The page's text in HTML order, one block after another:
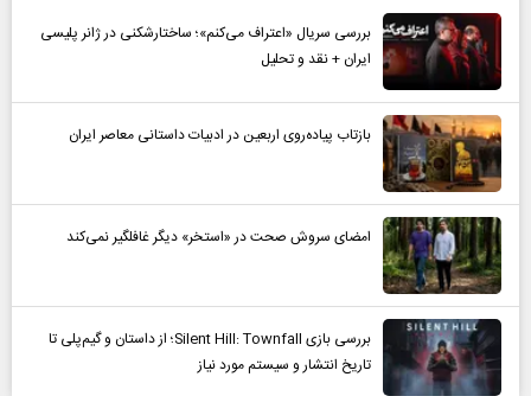
بررسی سریال «اعتراف می‌کنم»؛ ساختارشکنی در ژانر پلیسی
ایران + نقد و تحلیل
بازتاب پیاده‌روی اربعین در ادبیات داستانی معاصر ایران
امضای سروش صحت در «استخر» دیگر غافلگیر نمی‌کند
بررسی بازی Silent Hill: Townfall؛ از داستان و گیم‌پلی تا
تاریخ انتشار و سیستم مورد نیاز